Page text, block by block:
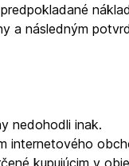
a následným
nedohodli inak.
internetového
kupujúcim v